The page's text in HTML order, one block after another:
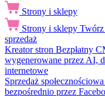
Strony i sklepy
Strony i sklepy Twórz
sprzedaż
Kreator stron Bezpłatny
wygenerowane przez AI,
internetowe
Sprzedaż społecznościowa
bezpośrednio przez